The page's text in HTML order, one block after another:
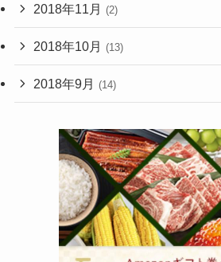
2018年11月 (2)
2018年10月 (13)
2018年9月 (14)